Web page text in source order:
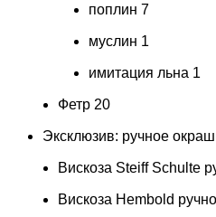
поплин 7
муслин 1
имитация льна 1
Фетр 20
Эксклюзив: ручное
Вискоза Steiff Schulte
Вискоза Hembold